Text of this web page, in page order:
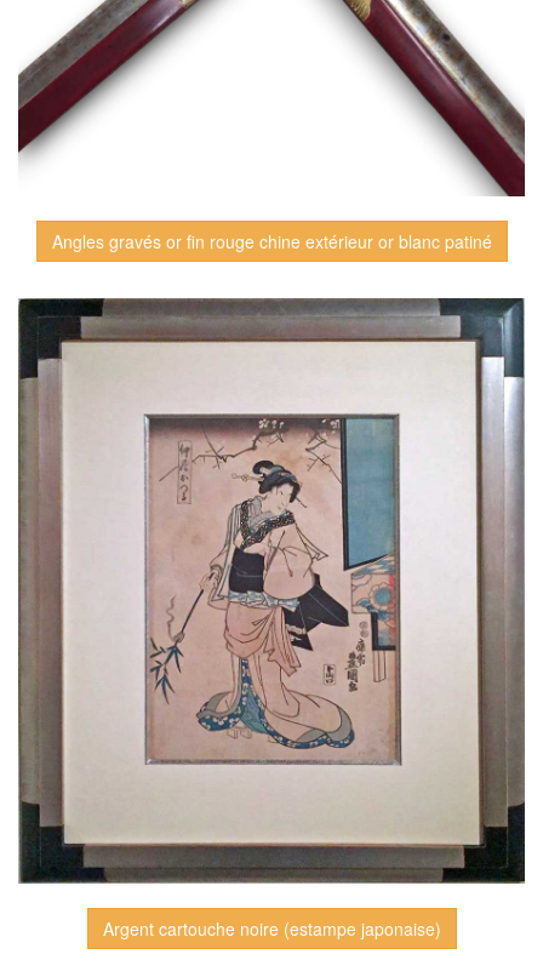
Angles gravés or fin rouge chine extérieur or blanc patiné
Argent cartouche noire (estampe japonaise)